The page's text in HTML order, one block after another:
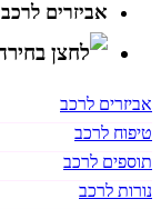
אביזרים לרכב
אביזרים לרכב
טיפוח לרכב
תוספים לרכב
נורות לרכב